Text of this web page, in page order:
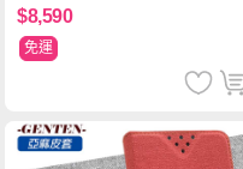
$8,590
免運